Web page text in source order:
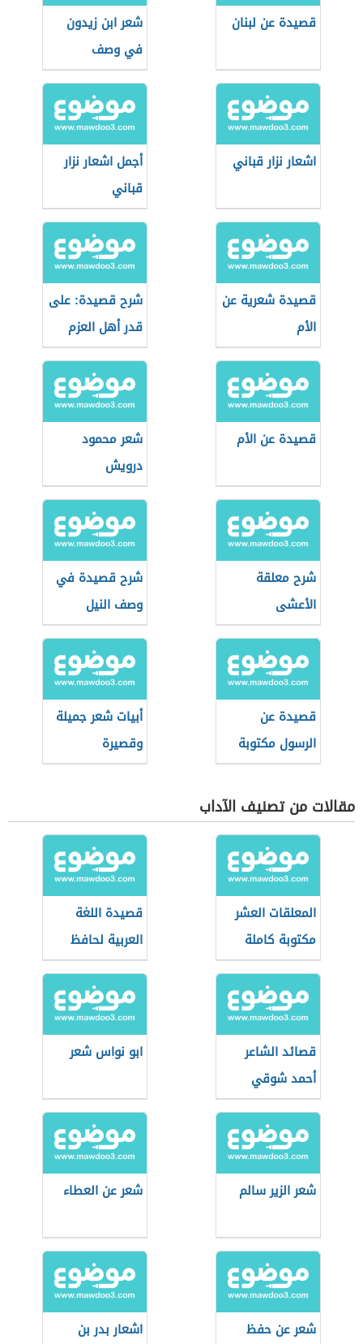
قصيدة عن لبنان
شعر ابن زيدون
في وصف
الطبيعة
اشعار نزار قباني
أجمل اشعار نزار
قباني
قصيدة شعرية عن
الأم
شرح قصيدة: على
قدر أهل العزم
قصيدة عن الأم
شعر محمود
درويش
شرح معلقة
الأعشى
شرح قصيدة في
وصف النيل
قصيدة عن
الرسول مكتوبة
أبيات شعر جميلة
وقصيرة
مقالات من تصنيف الآداب
المعلقات العشر
مكتوبة كاملة
قصيدة اللغة
العربية لحافظ
ابراهيم
قصائد الشاعر
أحمد شوقي
ابو نواس شعر
شعر الزير سالم شعر عن العطاء
شعر عن حفظ
اشعار بدر بن